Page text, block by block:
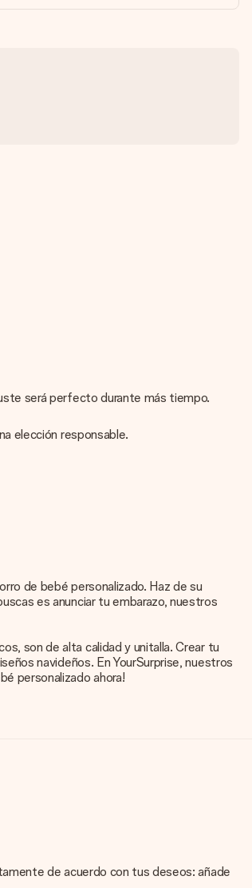
será perfecto durante más tiempo.
elección responsable.
de bebé personalizado. Haz de su
es anunciar tu embarazo, nuestros
son de alta calidad y unitalla. Crear tu
navideños. En YourSurprise, nuestros
personalizado ahora!
de acuerdo con tus deseos: añade